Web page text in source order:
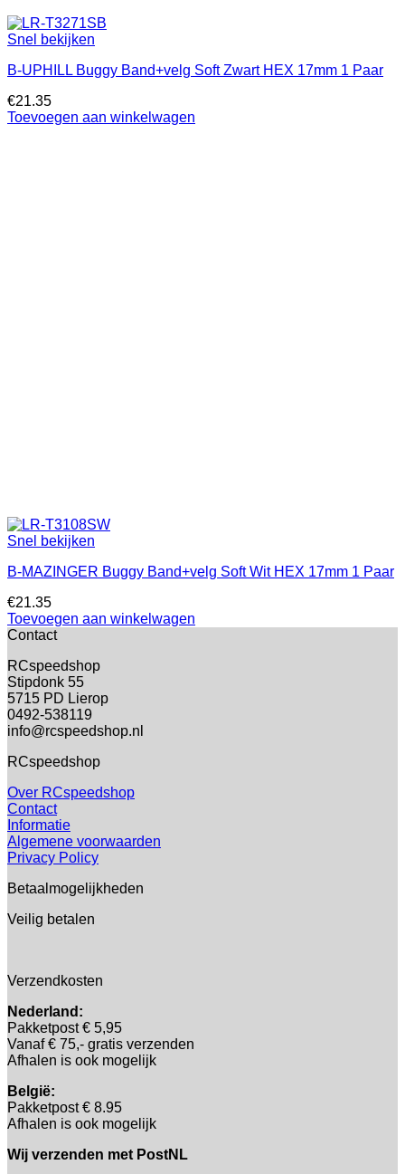
Snel bekijken
B-UPHILL Buggy Band+velg Soft Zwart HEX 17mm 1 Paar
€21.35
Toevoegen aan winkelwagen
Snel bekijken
B-MAZINGER Buggy Band+velg Soft Wit HEX 17mm 1 Paar
€21.35
Toevoegen aan winkelwagen
Contact
RCspeedshop
Stipdonk 55
5715 PD Lierop
0492-538119
info@rcspeedshop.nl
RCspeedshop
Over RCspeedshop
Contact
Informatie
Algemene voorwaarden
Privacy Policy
Betaalmogelijkheden
Veilig betalen
Verzendkosten
Nederland:
Pakketpost € 5,95
Vanaf € 75,- gratis verzenden
Afhalen is ook mogelijk
België:
Pakketpost € 8.95
Afhalen is ook mogelijk
Wij verzenden met PostNL